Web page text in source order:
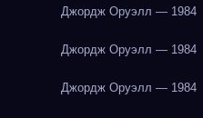
Джордж Оруэлл — 1984
Джордж Оруэлл — 1984
Джордж Оруэлл — 1984